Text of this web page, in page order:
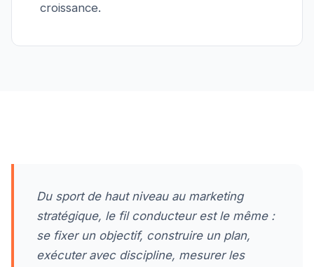
croissance.
Du sport de haut niveau au marketing
stratégique, le fil conducteur est le même :
se fixer un objectif, construire un plan,
exécuter avec discipline, mesurer les